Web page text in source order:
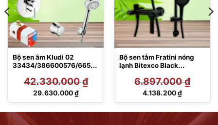
Bộ sen âm Kludi 02
33434/386600576/6653
00/6306005-
00/6803005-00
42.330.000₫
Giá
29.630.000₫
Giá
Bộ sen tắm Fratini nóng
lạnh Bitexco Black
6.897.000₫
Giá
6.897.000 ₫.
4.138.200₫
Giá